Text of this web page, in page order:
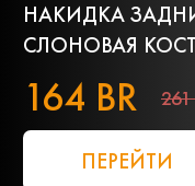
НАКИДКА
СЛОНОВАЯ
164 BR 261
ПЕРЕЙТИ